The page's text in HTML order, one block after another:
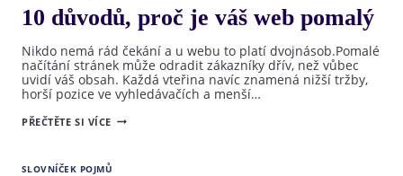
10 důvodů, proč je váš web pomalý
Nikdo nemá rád čekání a u webu to platí dvojnásob.Pomalé
načítání stránek může odradit zákazníky dřív, než vůbec
uvidí váš obsah. Každá vteřina navíc znamená nižší tržby,
horší pozice ve vyhledávačích a menší…
PŘEČTĚTE SI VÍCE10
VÁŠ
SLOVNÍČEK POJMŮ